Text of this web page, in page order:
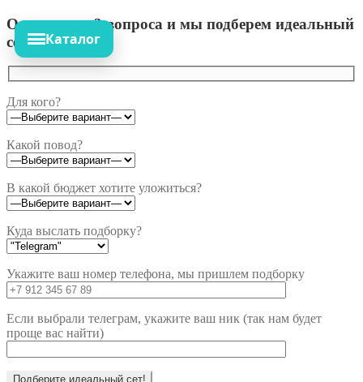
Ответьте на 3 вопроса и мы подберем идеальный
сет!
Для кого?
Какой повод?
В какой бюджет хотите уложиться?
Куда выслать подборку?
Укажите ваш номер телефона, мы пришлем подборку
Если выбрали телеграм, укажите ваш ник (так нам будет
проще вас найти)
Каталог